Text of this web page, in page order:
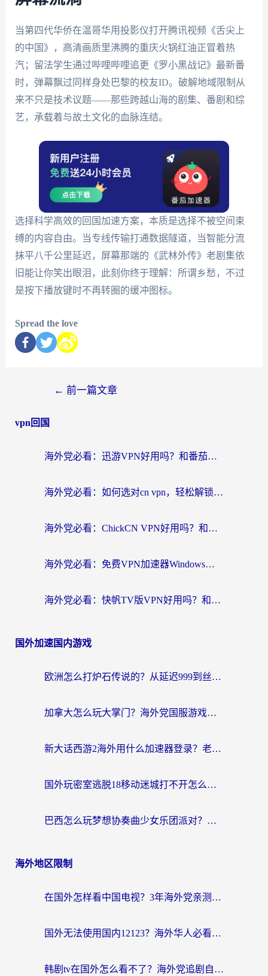
当第四代华侨在温哥华用投影仪打开腾讯视频《舌尖上
的中国》，高清画质里沸腾的重庆火锅红油正冒着热
汽；留法学生通过哔哩哔哩追更《罗小黑战记》最新番
时，弹幕飘过同样身处巴黎的校友ID。破解地域限制从
来不只是技术议题——那些跨越山海的剧集、番剧和综
艺，承载着与故土文化的血脉连结。
选择科学高效的回国加速方案，本质是选择不被空间束
缚的内容自由。当专线传输打通数据隧道，当智能分流
抹平八千公里延迟，屏幕那端的《武林外传》老剧集依
旧能让你笑出眼泪，此刻你终于理解：所谓乡愁，不过
是按下播放键时不再转圈的缓冲图标。
Spread the love
← 前一篇文章
vpn回国
海外党必看：迅游VPN好用吗？和番茄加速器VPN对比哪个回国效果更好？
海外党必看：如何选对cn vpn，轻松解锁国内影音游戏？
海外党必看：ChickCN VPN好用吗？和星河VPN对比哪个回国效果更好？附真实体验+避坑指南
海外党必看：免费VPN加速器Windows版怎么选？附真实测评与无缝访问国内资源指南
海外党必看：快帆TV版VPN好用吗？和hi龟龟VPN对比哪个回国效果更好？附免费加速器选择指南
国外加速国内游戏
欧洲怎么打炉石传说的？从延迟999到丝滑上分，我找到了靠谱加速器
加拿大怎么玩大掌门？海外党国服游戏加速避坑指南（附实用工具推荐）
新大话西游2海外用什么加速器登录？老玩家亲测有效的国服游戏加速指南
国外玩密室逃脱18移动迷城打不开怎么办？海外玩家亲测有效的解决指南
巴西怎么玩梦想协奏曲少女乐团派对？海外党必看的国服游戏加速全攻略（附波兰天涯明月刀实用技巧）
海外地区限制
在国外怎样看中国电视？3年海外党亲测有效的追剧加速器指南
国外无法使用国内12123？海外华人必看：选对回国加速器，解决迪拜语音+12123访问难题
韩剧tv在国外怎么看不了？海外党追剧自由的终极解决方案来了